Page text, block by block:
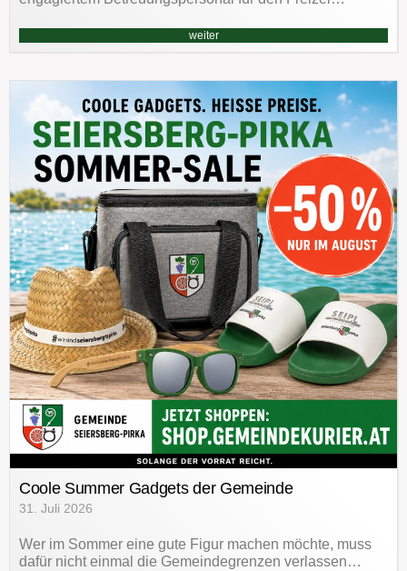
weiter
Coole Summer Gadgets der Gemeinde
31. Juli 2026
Wer im Sommer eine gute Figur machen möchte, muss
dafür nicht einmal die Gemeindegrenzen verlassen…